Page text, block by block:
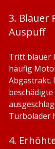
3. Blauer
Auspuff
Tritt blauer
häufig
Abgastrakt.
Turbolader
4.